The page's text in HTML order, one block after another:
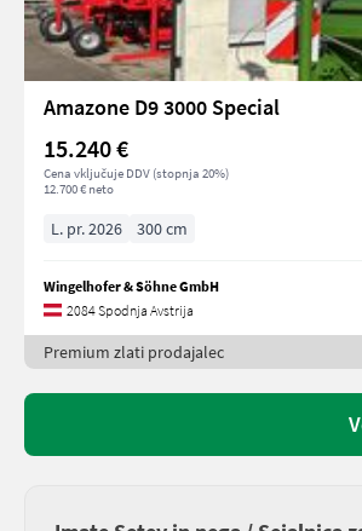
Amazone D9 3000 Special
15.240 €
Cena vključuje DDV (stopnja 20%)
12.700 € neto
L. pr. 2026 300 cm
Wingelhofer & Söhne GmbH
2084 Spodnja Avstrija
Premium zlati prodajalec